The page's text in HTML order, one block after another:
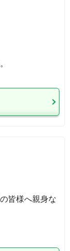
皆様へ親身な